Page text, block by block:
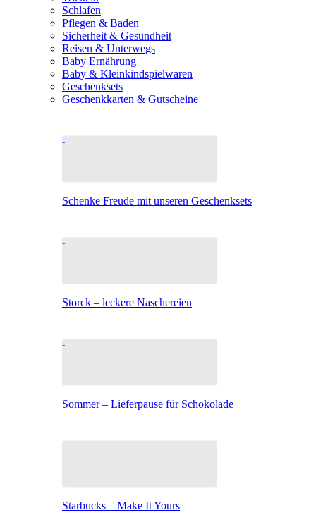
Schlafen
Pflegen & Baden
Sicherheit & Gesundheit
Reisen & Unterwegs
Baby Ernährung
Baby & Kleinkindspielwaren
Geschenksets
Geschenkkarten & Gutscheine
Schenke Freude mit unseren Geschenksets
Storck – leckere Naschereien
Sommer – Lieferpause für Schokolade
Starbucks – Make It Yours